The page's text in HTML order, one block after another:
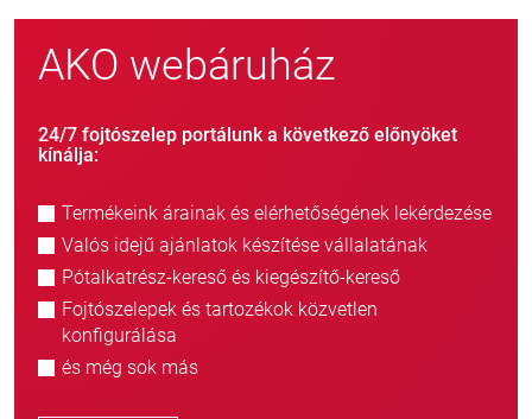
AKO webáruház
24/7 fojtószelep portálunk a következő előnyöket
kínálja:
Termékeink árainak és elérhetőségének lekérdezése
Valós idejű ajánlatok készítése vállalatának
Pótalkatrész-kereső és kiegészítő-kereső
Fojtószelepek és tartozékok közvetlen
konfigurálása
és még sok más